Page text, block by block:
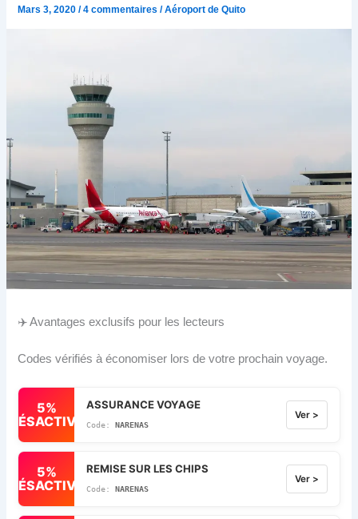
Mars 3, 2020/4 commentaires /Aéroport de Quito
✈️ Avantages exclusifs pour les lecteurs
Codes vérifiés à économiser lors de votre prochain voyage.
5%
DÉSACTIVÉ
ASSURANCE VOYAGE
NARENAS
Ver >
5%
DÉSACTIVÉ
REMISE SUR LES CHIPS
NARENAS
Ver >